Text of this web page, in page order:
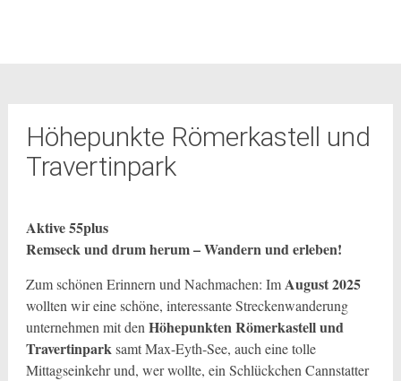
Höhepunkte Römerkastell und
Travertinpark
Aktive 55plus
Remseck und drum herum – Wandern und erleben!
Zum schönen Erinnern und Nachmachen: ImAugust 2025
wollten wir eine schöne, interessante Streckenwanderung
unternehmen mit den Höhepunkten Römerkastell und
Travertinparksamt Max-Eyth-See, auch eine tolle
Mittagseinkehr und, wer wollte, ein Schlückchen Cannstatter